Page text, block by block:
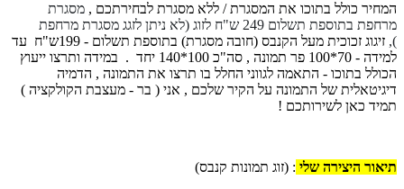
המחיר כולל בתוכו את המסגרת / ללא מסגרת לבחירתכם , מסגרת
מרחפת בתוספת תשלום 249 ש"ח לזוג (לא ניתן לזגג מסגרת מרחפת
),
זיגוג זכוכית מעל הקנבס (חובה מסגרת) בתוספת תשלום - 199ש"ח עד
למידה - 70*100 פר תמונה , סה"כ 100*140 יחד .
במידה ותרצו ייעוץ
הכולל בתוכו - התאמה לגווני החלל בו תרצו את התמונה , הדמיה
דיגיטאלית של התמונה על הקיר שלכם , אני ( בר - מעצבת הקולקציה )
תמיד כאן לשירותכם !
תיאור היצירה שלי : (זוג תמונות קנבס)